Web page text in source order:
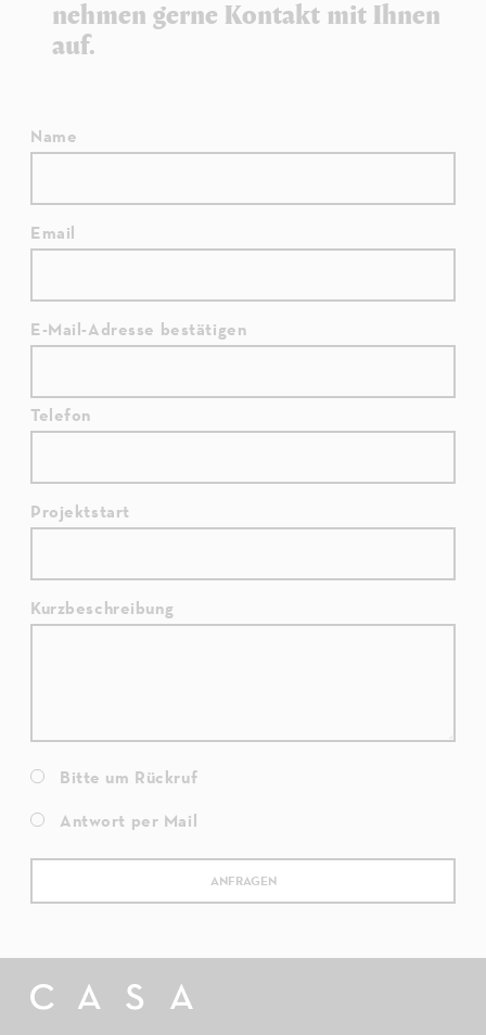
nehmen gerne Kontakt mit Ihnen
auf.
Name
Email
Email
E-Mail-Adresse bestätigen
Telefon
Projektstart
Kurzbeschreibung
Bitte um Rückruf
Antwort per Mail